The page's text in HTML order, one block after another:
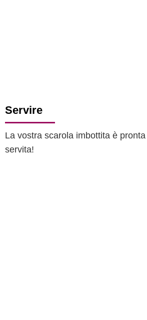
Servire
La vostra scarola imbottita è
servita!